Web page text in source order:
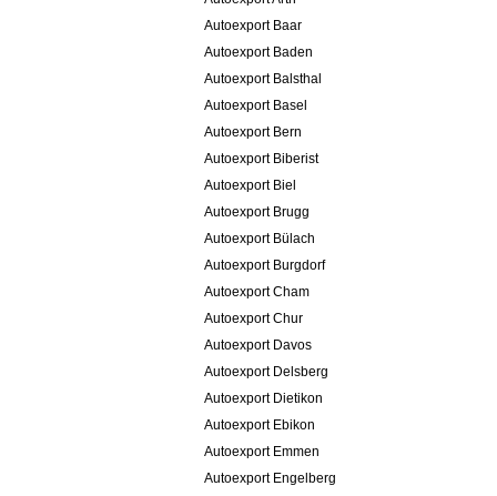
Autoexport Baar
Autoexport Baden
Autoexport Balsthal
Autoexport Basel
Autoexport Bern
Autoexport Biberist
Autoexport Biel
Autoexport Brugg
Autoexport Bülach
Autoexport Burgdorf
Autoexport Cham
Autoexport Chur
Autoexport Davos
Autoexport Delsberg
Autoexport Dietikon
Autoexport Ebikon
Autoexport Emmen
Autoexport Engelberg